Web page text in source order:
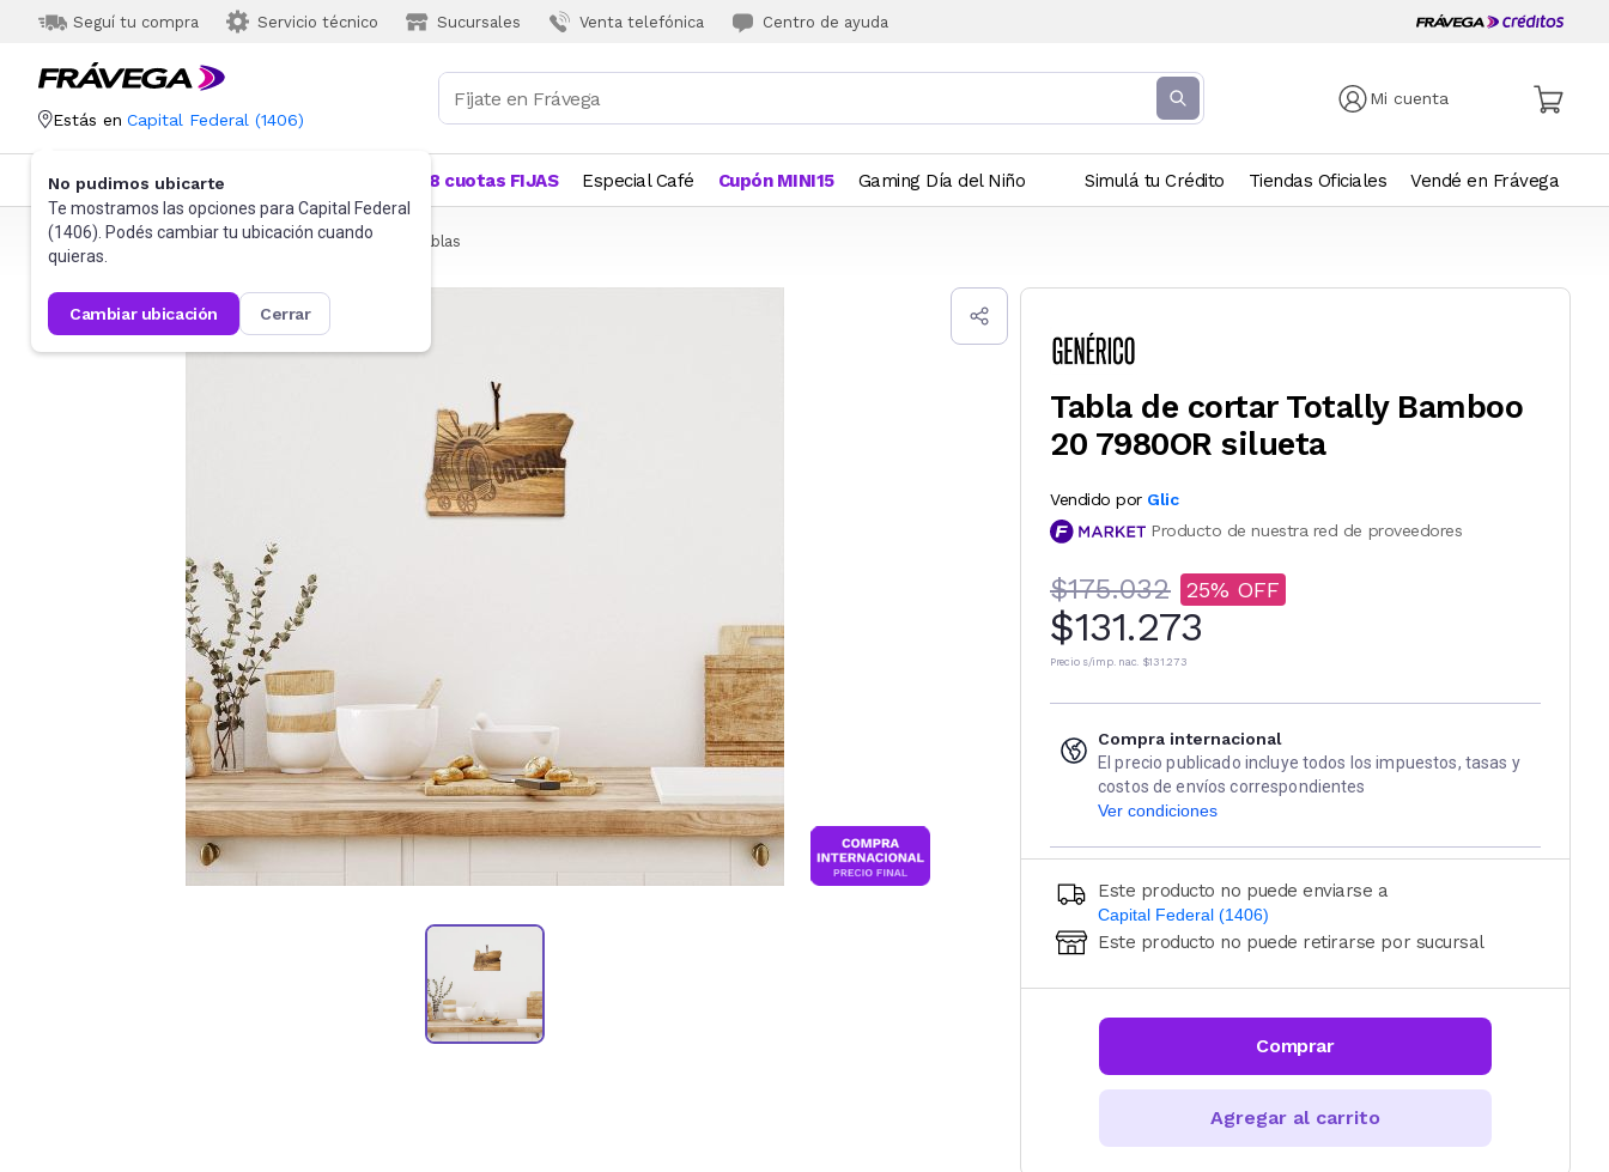
Seguí tu compra Servicio técnico Sucursales Venta telefónica Centro de ayuda
Mi cuenta
Estás en Capital Federal (1406)
No pudimos ubicarte
Te mostramos las opciones para Capital Federal
(1406). Podés cambiar tu ubicación cuando
quieras.
cambiar ubicación cerrar
Categorías Más Vendidos 18 cuotas FIJAS Especial Café Cupón MINI15 Gaming Día del Niño Simulá tu Crédito Tiendas Oficiales Vendé en Frávega
Frávega Hogar Bazar Utensilios de cocina Tablas
Tabla de cortar Totally Bamboo
20 7980OR silueta
Vendido por Glic
Producto de nuestra red de proveedores
$175.032 25
$131.273
Precio s/imp. nac. $131.273
Compra internacional
El precio publicado incluye todos los impuestos, tasas y
costos de envíos correspondientes
Ver condiciones
Este producto no puede enviarse a
Capital Federal (1406)
Ingresá código postal (sólo números)
CALCULAR
Este producto no puede retirarse por sucursal
Comprar
Agregar al carrito